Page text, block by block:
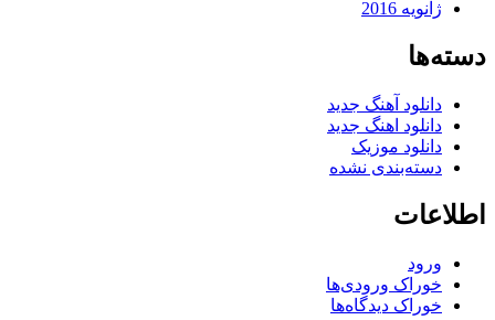
ژانویه 2016
دسته‌ها
دانلود آهنگ جدید
دانلود اهنگ جدید
دانلود موزیک
دسته‌بندی نشده
اطلاعات
ورود
خوراک ورودی‌ها
خوراک دیدگاه‌ها